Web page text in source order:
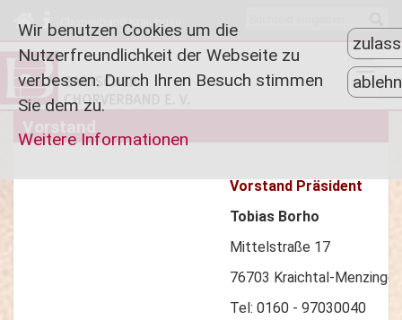
Chorverband Kraichgau
Vorstand
Vorstand Präsident
Tobias Borho
Mittelstraße 17
76703 Kraichtal-Menzingen
Tel: 0160 - 97030040
Wir benutzen Cookies um die
Nutzerfreundlichkeit der Webseite zu
verbessen. Durch Ihren Besuch stimmen
Sie dem zu.
Weitere Informationen